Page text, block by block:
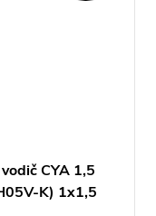
CYA 1,5
K) 1x1,5